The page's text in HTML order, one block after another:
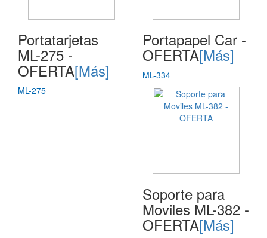
Portatarjetas
ML-275 -
OFERTA[Más]
ML-275
Portapapel Car -
OFERTA[Más]
ML-334
Soporte para
Moviles ML-382 -
OFERTA[Más]